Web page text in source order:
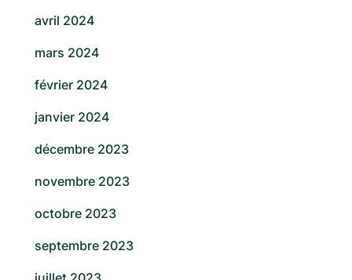
avril 2024
mars 2024
février 2024
janvier 2024
décembre 2023
novembre 2023
octobre 2023
septembre 2023